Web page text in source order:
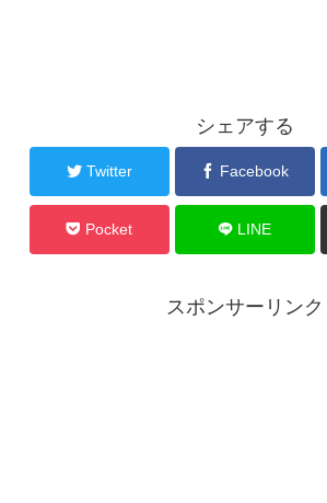
シェアする
Twitter Facebook
Pocket LINE
スポンサーリンク